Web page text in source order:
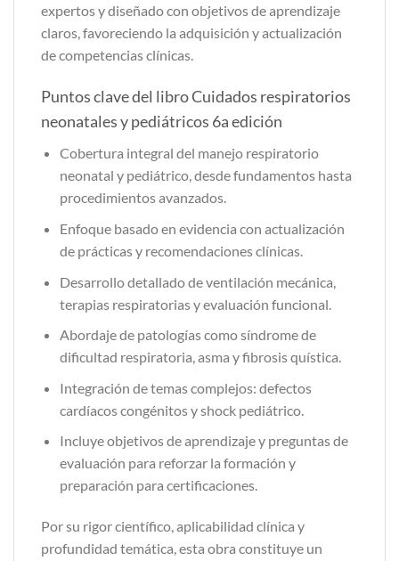
expertos y diseñado con objetivos de aprendizaje
claros, favoreciendo la adquisición y actualización
de competencias clínicas.
Puntos clave del libro Cuidados respiratorios
neonatales y pediátricos 6a edición
Cobertura integral del manejo respiratorio
neonatal y pediátrico, desde fundamentos hasta
procedimientos avanzados.
Enfoque basado en evidencia con actualización
de prácticas y recomendaciones clínicas.
Desarrollo detallado de ventilación mecánica,
terapias respiratorias y evaluación funcional.
Abordaje de patologías como síndrome de
dificultad respiratoria, asma y fibrosis quística.
Integración de temas complejos: defectos
cardíacos congénitos y shock pediátrico.
Incluye objetivos de aprendizaje y preguntas de
evaluación para reforzar la formación y
preparación para certificaciones.
Por su rigor científico, aplicabilidad clínica y
profundidad temática, esta obra constituye un